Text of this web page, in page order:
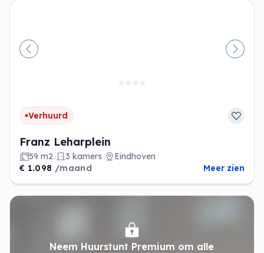
Vorige
Verhuurd
Franz Leharplein
59 m2 3 kamers
Eindhoven
€ 1.098 /maand Meer zien
Neem Huurstunt Premium om alle